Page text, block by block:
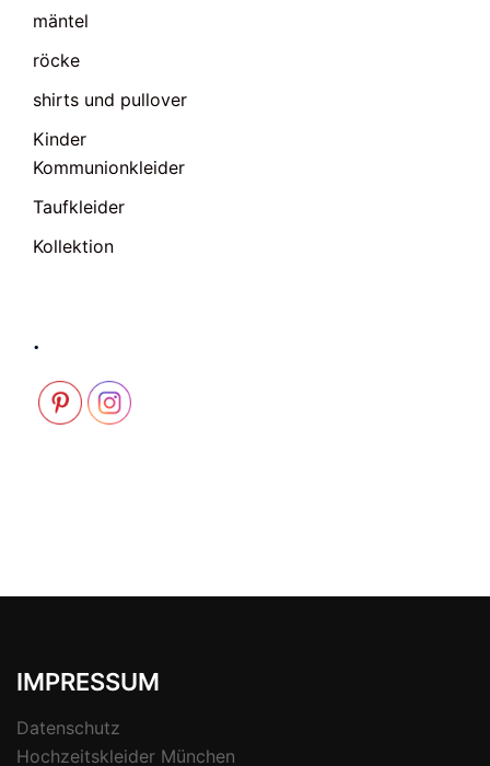
mäntel
röcke
shirts und pullover
Kinder
Kommunionkleider
Taufkleider
Kollektion
.
IMPRESSUM
Datenschutz
Hochzeitskleider München